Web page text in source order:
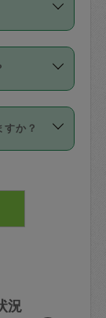
得意
レビュ
に際
えて
とが
契約
セル
50%
依頼
ありま
るこ
さんを
ジさ
んに
の同意
スカ
関係が
さん
ので
か？
に入
心掛
況